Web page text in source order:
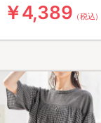
￥4,389 （税込）